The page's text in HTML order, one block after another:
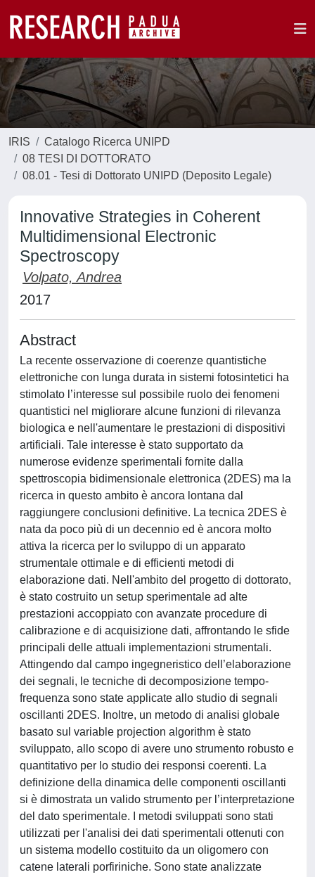
IRIS
Catalogo Ricerca UNIPD
08 TESI DI DOTTORATO
08.01 - Tesi di Dottorato UNIPD (Deposito Legale)
Innovative Strategies in Coherent
Multidimensional Electronic
Spectroscopy
Volpato, Andrea
2017
Abstract
La recente osservazione di coerenze quantistiche
elettroniche con lunga durata in sistemi fotosintetici ha
stimolato l’interesse sul possibile ruolo dei fenomeni
quantistici nel migliorare alcune funzioni di rilevanza
biologica e nell'aumentare le prestazioni di dispositivi
artificiali. Tale interesse è stato supportato da
numerose evidenze sperimentali fornite dalla
spettroscopia bidimensionale elettronica (2DES) ma la
ricerca in questo ambito è ancora lontana dal
raggiungere conclusioni definitive. La tecnica 2DES è
nata da poco più di un decennio ed è ancora molto
attiva la ricerca per lo sviluppo di un apparato
strumentale ottimale e di efficienti metodi di
elaborazione dati. Nell'ambito del progetto di dottorato,
è stato costruito un setup sperimentale ad alte
prestazioni accoppiato con avanzate procedure di
calibrazione e di acquisizione dati, affrontando le sfide
principali delle attuali implementazioni strumentali.
Attingendo dal campo ingegneristico dell’elaborazione
dei segnali, le tecniche di decomposizione tempo-
frequenza sono state applicate allo studio di segnali
oscillanti 2DES. Inoltre, un metodo di analisi globale
basato sul variable projection algorithm è stato
sviluppato, allo scopo di avere uno strumento robusto e
quantitativo per lo studio dei responsi coerenti. La
definizione della dinamica delle componenti oscillanti
si è dimostrata un valido strumento per l’interpretazione
del dato sperimentale. I metodi sviluppati sono stati
utilizzati per l'analisi dei dati sperimentali ottenuti con
un sistema modello costituito da un oligomero con
catene laterali porfiriniche. Sono state analizzate